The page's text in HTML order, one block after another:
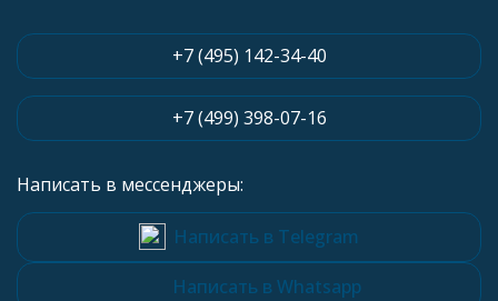
+7 (495) 142-34-40
+7 (499) 398-07-16
Написать в мессенджеры:
Написать в Telegram
Написать в Whatsapp